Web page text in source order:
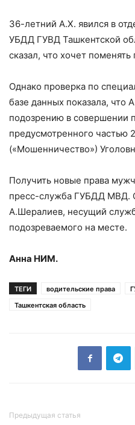
36-летний А.Х. явился в
УБДД ГУВД Ташкентской
сказал, что хочет поменять
Однако проверка по
базе данных показала, что
подозрению в совершении
предусмотренного частью
(«Мошенничество»)
Получить новые права
пресс-служба ГУБДД МВД.
А.Шералиев, несущий
подозреваемого на месте.
Анна НИМ.
ТЕГИ водительские права
Ташкентская область
Предыдущая статья